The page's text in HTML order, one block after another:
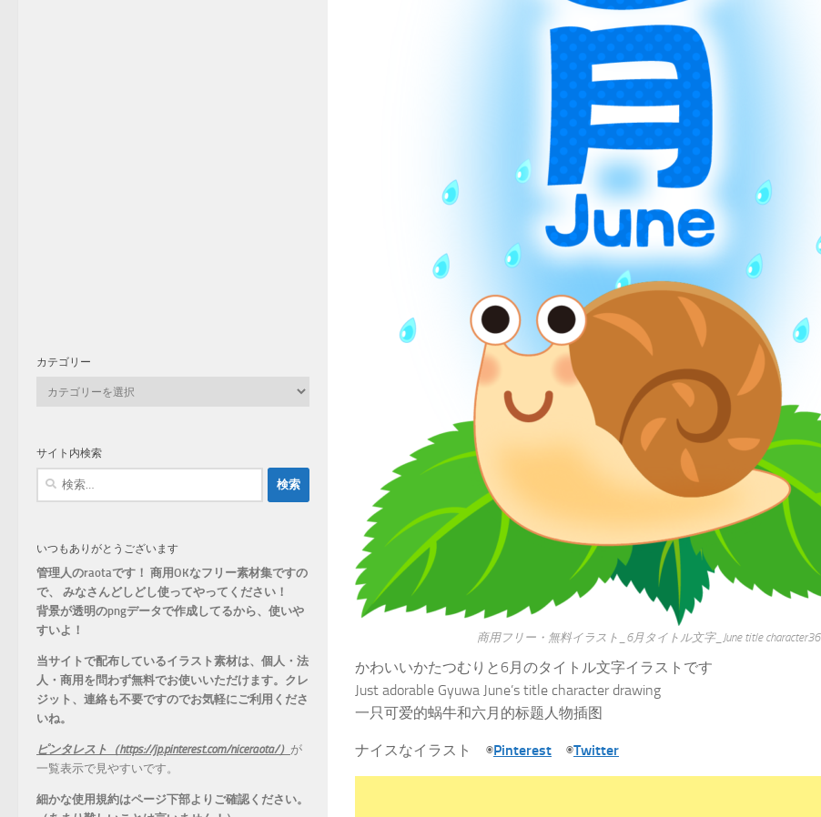
商用フリー・無料イラスト_6月タイトル文字_June title character36
かわいいかたつむりと6月のタイトル文字イラストです
Just adorable Gyuwa June’s title character drawing
一只可爱的蜗牛和六月的标题人物插图
ナイスなイラスト ◉Pinterest ◉Twitter
カテゴリー
ー
サイト内検索
いつもありがとうございます
管理人のraotaです！ 商用OKなフリー素材集ですの
で、 みなさんどしどし使ってやってください！
背景が透明のpngデータで作成してるから、 使いや
すいよ！
当サイトで配布しているイラスト素材は、個人・法
人・商用を問わず無料でお使いいただけます。 クレ
ジット、連絡も不要ですのでお気軽にご利用くださ
いね。
ピンタレスト（https://jp.pinterest.com/niceraota/） が
一覧表示で見やすいです。
細かな使用規約はページ下部よりご確認ください。